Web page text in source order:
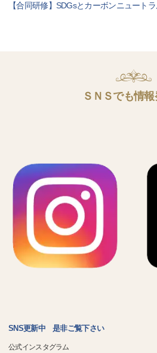
【合同研修】SDGsとカーボンニュート
ＳＮＳでも情
SNS更新中 是非ご覧下さい
公式インスタグラム